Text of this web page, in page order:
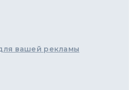
вашей рекламы